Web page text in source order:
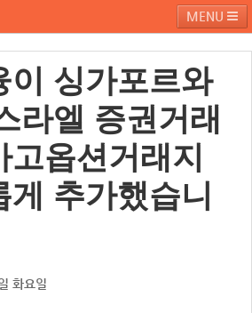
MENU
품 및 서비스 블로그
이 싱가포르와
라엘 증권거래
고옵션거래지
게 추가했습니
화요일